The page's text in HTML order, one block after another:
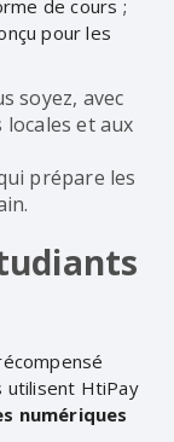
de cours ;
pour les
soyez, avec
et aux
prépare les
utilisent HtiPay
numériques